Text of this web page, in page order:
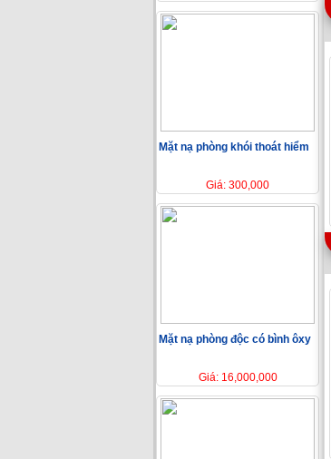
Mặt nạ phòng khói thoát hiểm
Giá: 300,000
Mặt nạ phòng độc có bình ôxy
Giá: 16,000,000